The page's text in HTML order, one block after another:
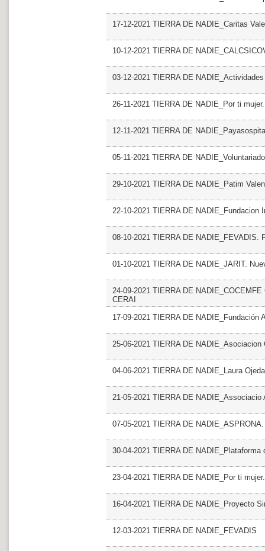
17-12-2021 TIERRA DE NADIE_Caritas
10-12-2021 TIERRA DE
03-12-2021 TIERRA DE
26-11-2021 TIERRA DE NADIE_Por ti
12-11-2021 TIERRA DE
05-11-2021 TIERRA DE
29-10-2021 TIERRA DE NADIE_Patim
22-10-2021 TIERRA DE
08-10-2021 TIERRA DE NADIE_FEVADIS.
01-10-2021 TIERRA DE NADIE_JARIT.
24-09-2021 TIERRA DE
CERAI
17-09-2021 TIERRA DE NADIE_Fundación
25-06-2021 TIERRA DE
04-06-2021 TIERRA DE NADIE_Laura
21-05-2021 TIERRA DE NADIE_Associacio
07-05-2021 TIERRA DE
30-04-2021 TIERRA DE
23-04-2021 TIERRA DE NADIE_Por ti
16-04-2021 TIERRA DE NADIE_Proyecto
12-03-2021 TIERRA DE NADIE_FEVADIS